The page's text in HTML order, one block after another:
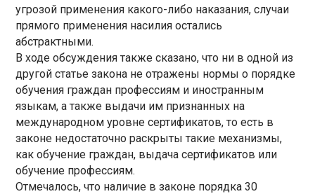
угрозой применения какого-либо наказания, случаи
прямого применения насилия остались
абстрактными.
В ходе обсуждения также сказано, что ни в одной из
другой статье закона не отражены нормы о порядке
обучения граждан профессиям и иностранным
языкам, а также выдачи им признанных на
международном уровне сертификатов, то есть в
законе недостаточно раскрыты такие механизмы,
как обучение граждан, выдача сертификатов или
обучение профессиям.
Отмечалось, что наличие в законе порядка 30